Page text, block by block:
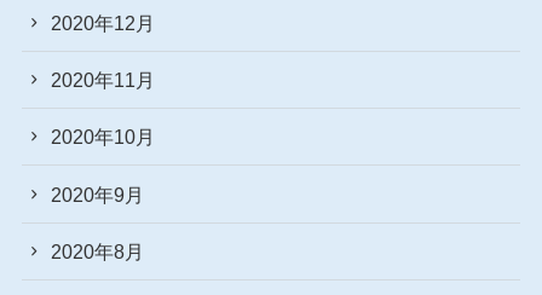
2020年12月
2020年11月
2020年10月
2020年9月
2020年8月